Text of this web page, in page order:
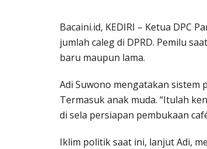
Bacaini.id, KEDIRI – Ketua DPC
jumlah caleg di DPRD. Pemilu
baru maupun lama.
Adi Suwono mengatakan sistem
Termasuk anak muda. “Itulah
di sela persiapan pembukaan
Iklim politik saat ini, lanjut Adi,